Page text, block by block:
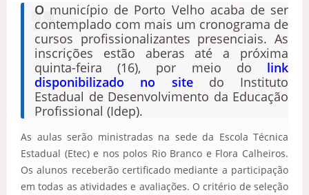
O município de Porto Velho acaba de ser
contemplado com mais um cronograma de
cursos profissionalizantes presenciais. As
inscrições estão aberas até a próxima
quinta-feira (16), por meio do link
disponibilizado no site
do Instituto
Estadual de Desenvolvimento da Educação
Profissional (Idep).
As aulas serão ministradas na sede da Escola Técnica
Estadual (Etec) e nos polos Rio Branco e Flora Calheiros.
Os alunos receberão certificado mediante a participação
em todas as atividades e avaliações. O critério de seleção